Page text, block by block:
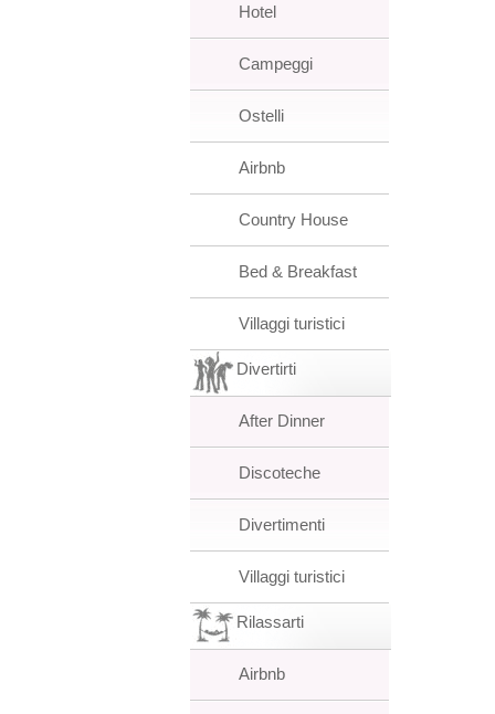
Hotel
Campeggi
Ostelli
Airbnb
Country House
Bed & Breakfast
Villaggi turistici
Divertirti
After Dinner
Discoteche
Divertimenti
Villaggi turistici
Rilassarti
Airbnb